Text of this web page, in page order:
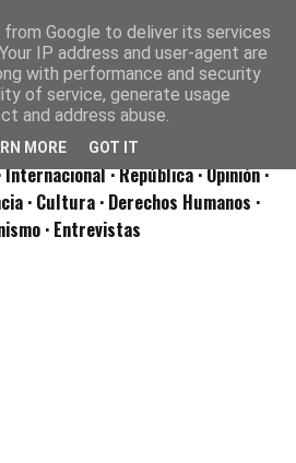
Internacional· República· Opinión·
·Cultura · Derechos Humanos ·
·Entrevistas
Google to deliver its services
IP address and user-agent are
with performance and security
of service, generate usage
and address abuse.
MORE GOT IT